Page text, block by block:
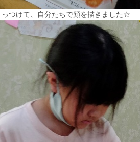
っつけて、自分たちで顔を描きました☆